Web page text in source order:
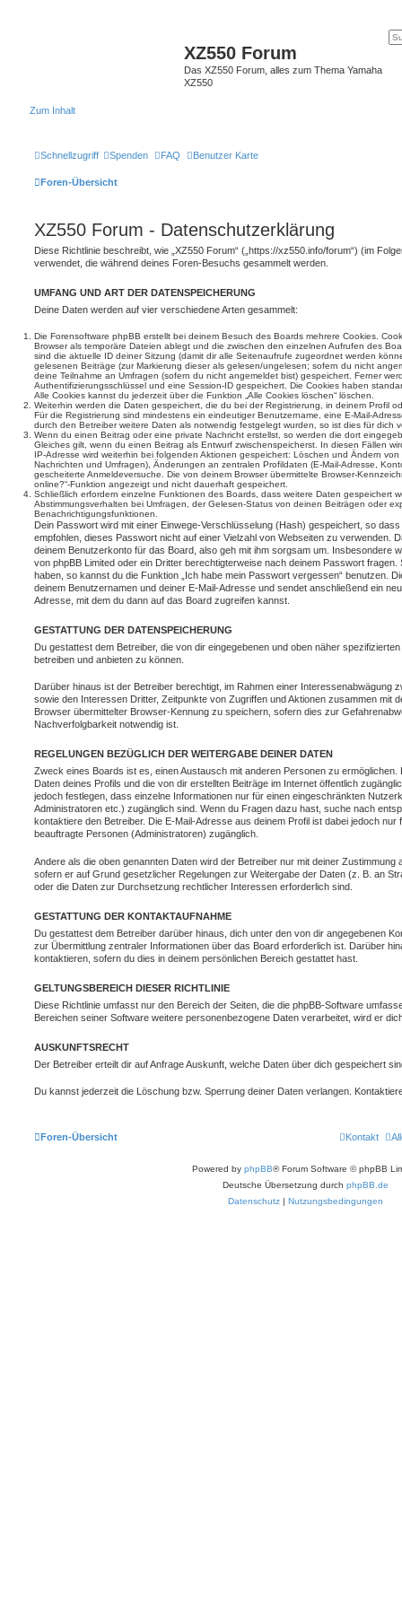
XZ550 Forum
Das XZ550 Forum, alles zum Thema Yamaha
XZ550
Zum Inhalt
Schnellzugriff Spenden FAQ Benutzer Karte
Foren-Übersicht
XZ550 Forum - Datenschutzerklärung
Diese Richtlinie beschreibt, wie „XZ550 Forum“ („https://xz550.info/forum“) (im
verwendet, die während deines Foren-Besuchs gesammelt werden.
UMFANG UND ART DER DATENSPEICHERUNG
Deine Daten werden auf vier verschiedene Arten gesammelt:
Die Forensoftware phpBB erstellt bei deinem Besuch des Boards mehrere Cookies.
Browser als temporäre Dateien ablegt und die zwischen den einzelnen Aufrufen des
sind die aktuelle ID deiner Sitzung (damit dir alle Seitenaufrufe zugeordnet werden
gelesenen Beiträge (zur Markierung dieser als gelesen/ungelesen; sofern du nicht
deine Teilnahme an Umfragen (sofern du nicht angemeldet bist) gespeichert. Ferner
Authentifizierungsschlüssel und eine Session-ID gespeichert. Die Cookies haben
Alle Cookies kannst du jederzeit über die Funktion „Alle Cookies löschen“ löschen.
Weiterhin werden die Daten gespeichert, die du bei der Registrierung, in deinem Profil
Für die Registrierung sind mindestens ein eindeutiger Benutzername, eine E-Mail-
durch den Betreiber weitere Daten als notwendig festgelegt wurden, so ist dies für dich
Wenn du einen Beitrag oder eine private Nachricht erstellst, so werden die dort
Gleiches gilt, wenn du einen Beitrag als Entwurf zwischenspeicherst. In diesen Fällen
IP-Adresse wird weiterhin bei folgenden Aktionen gespeichert: Löschen und Ändern
Nachrichten und Umfragen), Änderungen an zentralen Profildaten (E-Mail-Adresse,
gescheiterte Anmeldeversuche. Die von deinem Browser übermittelte Browser-
online?“-Funktion angezeigt und nicht dauerhaft gespeichert.
Schließlich erfordern einzelne Funktionen des Boards, dass weitere Daten gespeichert
Abstimmungsverhalten bei Umfragen, der Gelesen-Status von deinen Beiträgen oder
Benachrichtigungsfunktionen.
Dein Passwort wird mit einer Einwege-Verschlüsselung (Hash) gespeichert, so
empfohlen, dieses Passwort nicht auf einer Vielzahl von Webseiten zu verwenden.
deinem Benutzerkonto für das Board, also geh mit ihm sorgsam um. Insbesondere
von phpBB Limited oder ein Dritter berechtigterweise nach deinem Passwort
haben, so kannst du die Funktion „Ich habe mein Passwort vergessen“ benutzen.
deinem Benutzernamen und deiner E-Mail-Adresse und sendet anschließend ein
Adresse, mit dem du dann auf das Board zugreifen kannst.
GESTATTUNG DER DATENSPEICHERUNG
Du gestattest dem Betreiber, die von dir eingegebenen und oben näher
betreiben und anbieten zu können.
Darüber hinaus ist der Betreiber berechtigt, im Rahmen einer Interessenabwägung
sowie den Interessen Dritter, Zeitpunkte von Zugriffen und Aktionen zusammen mit
Browser übermittelter Browser-Kennung zu speichern, sofern dies zur
Nachverfolgbarkeit notwendig ist.
REGELUNGEN BEZÜGLICH DER WEITERGABE DEINER DATEN
Zweck eines Boards ist es, einen Austausch mit anderen Personen zu
Daten deines Profils und die von dir erstellten Beiträge im Internet öffentlich
jedoch festlegen, dass einzelne Informationen nur für einen eingeschränkten
Administratoren etc.) zugänglich sind. Wenn du Fragen dazu hast, suche nach
kontaktiere den Betreiber. Die E-Mail-Adresse aus deinem Profil ist dabei jedoch nur
beauftragte Personen (Administratoren) zugänglich.
Andere als die oben genannten Daten wird der Betreiber nur mit deiner Zustimmung
sofern er auf Grund gesetzlicher Regelungen zur Weitergabe der Daten (z. B. an
oder die Daten zur Durchsetzung rechtlicher Interessen erforderlich sind.
GESTATTUNG DER KONTAKTAUFNAHME
Du gestattest dem Betreiber darüber hinaus, dich unter den von dir angegebenen
zur Übermittlung zentraler Informationen über das Board erforderlich ist. Darüber
kontaktieren, sofern du dies in deinem persönlichen Bereich gestattet hast.
GELTUNGSBEREICH DIESER RICHTLINIE
Diese Richtlinie umfasst nur den Bereich der Seiten, die die phpBB-Software
Bereichen seiner Software weitere personenbezogene Daten verarbeitet, wird er
AUSKUNFTSRECHT
Der Betreiber erteilt dir auf Anfrage Auskunft, welche Daten über dich gespeichert
Du kannst jederzeit die Löschung bzw. Sperrung deiner Daten verlangen.
Foren-Übersicht Kontakt
Powered by phpBB® Forum Software © phpBB
Deutsche Übersetzung durch phpBB.de
Datenschutz | Nutzungsbedingungen